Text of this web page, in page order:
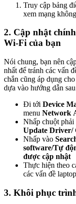
Truy cập bảng
xem mạng
2. Cập nhật
Wi-Fi của bạn
Nói chung, bạn nên
nhất để tránh các vấn đề về
chắn cũng áp dụng
dựa vào hướng dẫn
Đi tới Device
menu Network
Nhấp chuột
Update Driver/
Nhấp vào
software/Tự
được cập nhật
Thực hiện theo
các vấn đề
3. Khôi phục